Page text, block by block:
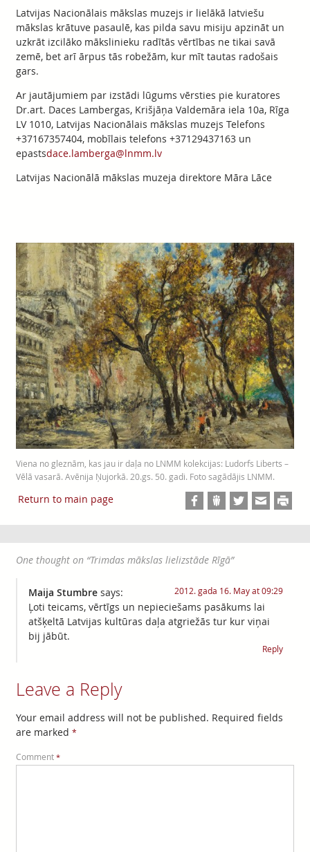
Latvijas Nacionālais mākslas muzejs ir lielākā latviešu
mākslas krātuve pasaulē, kas pilda savu misiju apzināt un
uzkrāt izcilāko mākslinieku radītās vērtības ne tikai savā
zemē, bet arī ārpus tās robežām, kur mīt tautas radošais
gars.
Ar jautājumiem par izstādi lūgums vērsties pie kuratores
Dr.art. Daces Lambergas, Krišjāņa Valdemāra iela 10a, Rīga
LV 1010, Latvijas Nacionālais mākslas muzejs Telefons
+37167357404, mobīlais telefons +37129437163 un
epastsdace.lamberga@lnmm.lv
Latvijas Nacionālā mākslas muzeja direktore Māra Lāce
Viena no gleznām, kas jau ir daļa no LNMM kolekcijas: Ludorfs Liberts –
Vēlā vasarā. Avēnija Ņujorkā. 20.gs. 50. gadi. Foto sagādājis LNMM.
Return to main page
One thought on “Trimdas mākslas lielizstāde Rīgā”
Maija Stumbre says: 2012. gada 16. May at 09:29
Ļoti teicams, vērtīgs un nepieciešams pasākums lai
atšķeltā Latvijas kultūras daļa atgriežās tur kur viņai
bij jābūt.
Reply
Leave a Reply
Your email address will not be published. Required fields
are marked *
Comment *